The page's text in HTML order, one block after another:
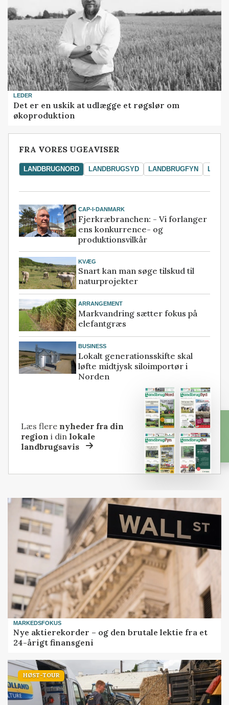
LEDER
Det er en uskik at udlægge et røgslør om
økoproduktion
FRA VORES UGEAVISER
LANDBRUGNORD LANDBRUGSYD LANDBRUGFYN
CAP-I-DANMARK
Fjerkræbranchen: - Vi forlanger
ens konkurrence- og
produktionsvilkår
KVÆG
Snart kan man søge tilskud til
naturprojekter
ARRANGEMENT
Markvandring sætter fokus på
elefantgræs
BUSINESS
Lokalt generationsskifte skal
løfte midtjysk siloimportør i
Norden
Læs flere nyheder fra din
region i dinlokale
landbrugsavis
MARKEDSFOKUS
Nye aktierekorder – og den brutale lektie fra et
24-årigt finansgeni
HØST-TOUR